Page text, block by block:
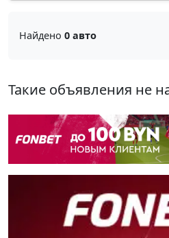
Найдено 0 авто
Такие объявления не